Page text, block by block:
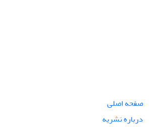
صفحه اصلی
درباره نشریه